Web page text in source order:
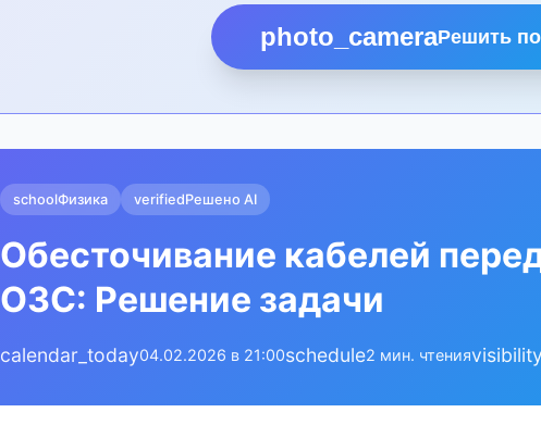
photo_cameraРешить
schoolФизика verifiedРешено AI
Обесточивание кабелей
ОЗС: Решение задачи
calendar_today04.02.2026 в 21:00schedule2 мин. чтенияvisibility